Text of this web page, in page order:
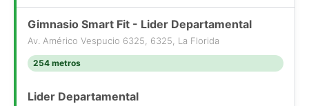
- Cesfam
No dejes de Visitar esta propiedad!
Gimnasio Smart Fit - Lider Departamental
Av. Américo Vespucio 6325, 6325, La Florida
254 metros
Lider Departamental